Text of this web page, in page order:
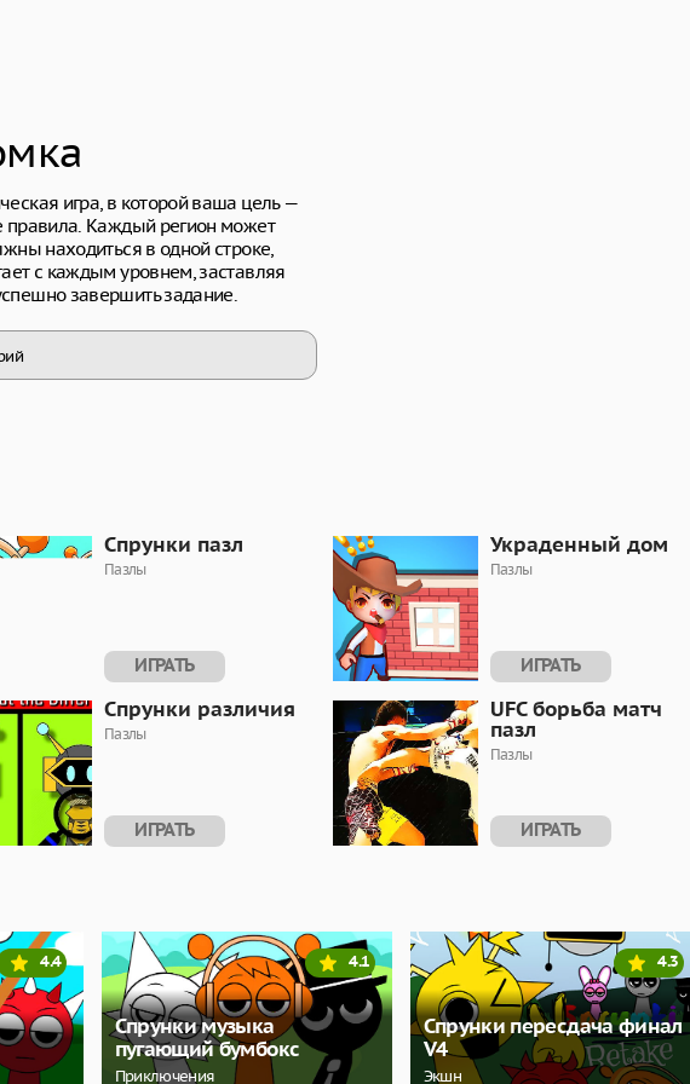
игра, в которой ваша цель —
правила. Каждый регион может
находиться в одной строке,
с каждым уровнем, заставляя
завершить задание.
Спрунки пазл
Пазлы
ИГРАТЬ
Украденный дом
Пазлы
ИГРАТЬ
Спрунки различия
Пазлы
ИГРАТЬ
UFC борьба матч
пазл
Пазлы
ИГРАТЬ
4.4
Спрунки музыка
пугающий бумбокс
Приключения
4.1
Спрунки пересдача финал
V4
Экшн
4.3